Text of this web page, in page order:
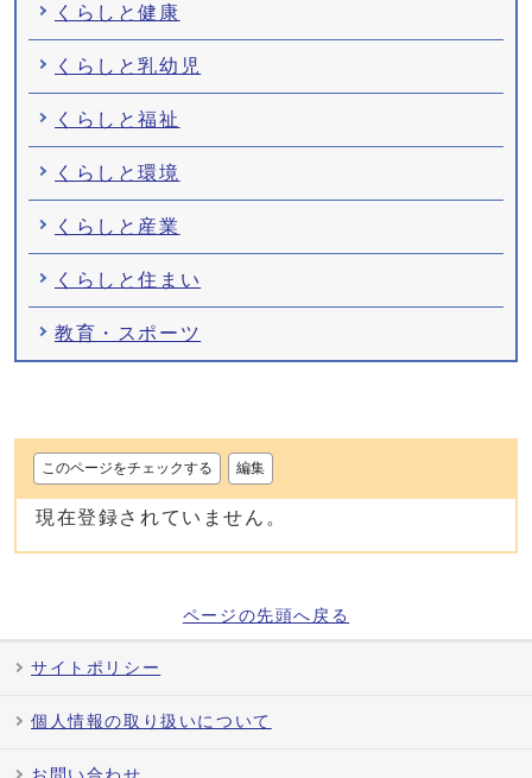
くらしと健康
くらしと乳幼児
くらしと福祉
くらしと環境
くらしと産業
くらしと住まい
教育・スポーツ
このページをチェックする 編集
現在登録されていません。
ページの先頭へ戻る
サイトポリシー
個人情報の取り扱いについて